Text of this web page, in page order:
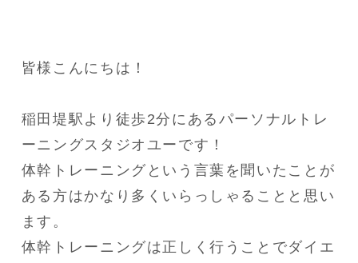
皆様こんにちは！
稲田堤駅より徒歩2分にあるパーソナルトレ
ーニングスタジオユーです！
体幹トレーニングという言葉を聞いたことが
ある方はかなり多くいらっしゃることと思い
ます。
体幹トレーニングは正しく行うことでダイエ